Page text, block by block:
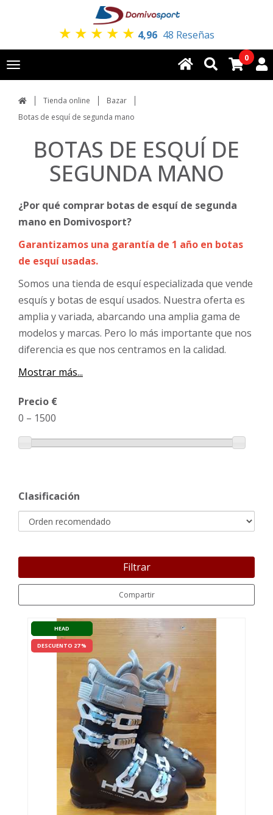
★ ★ ★ ★ ★ 4,96 48 Reseñas
Toggle
navigation
0
Tienda online
Bazar
Botas de esquí de segunda mano
BOTAS DE ESQUÍ DE
SEGUNDA MANO
¿Por qué comprar botas de esquí de segunda
mano en Domivosport?
Garantizamos una garantía de 1 año en botas
de esquí usadas.
Somos una tienda de esquí especializada que vende
esquís y botas de esquí usados. Nuestra oferta es
amplia y variada, abarcando una amplia gama de
modelos y marcas. Pero lo más importante que nos
diferencia es que nos centramos en la calidad.
Mostrar más...
Precio €
0 – 1500
Clasificación
Filtrar
Compartir
HEAD
DESCUENTO 27 %